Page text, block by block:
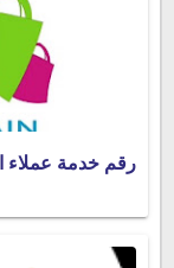
رقم خدمة عملاء